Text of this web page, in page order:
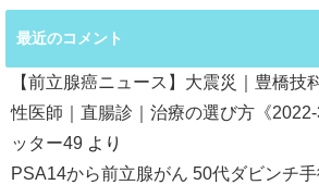
最近のコメント
【前立腺癌ニュース】大震災｜豊橋技
性医師｜直腸診｜治療の選び方《2022-
ッター49 より
PSA14から前立腺がん 50代ダビンチ